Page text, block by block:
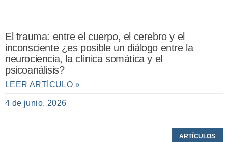
El trauma: entre el cuerpo, el cerebro y el
inconsciente ¿es posible un diálogo entre la
neurociencia, la clínica somática y el
psicoanálisis?
LEER ARTÍCULO »
4 de junio, 2026
ARTÍCULOS